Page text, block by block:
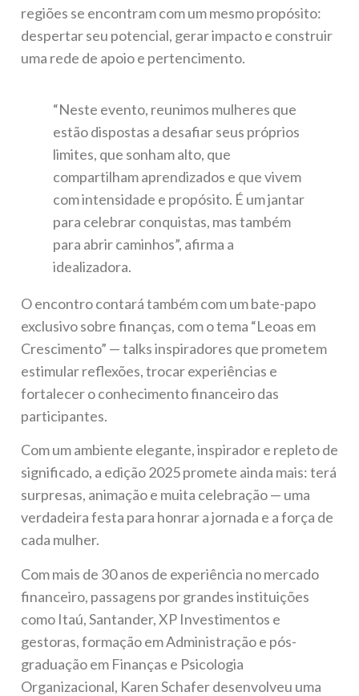
regiões se encontram com um mesmo propósito:
despertar seu potencial, gerar impacto e construir
uma rede de apoio e pertencimento.
“Neste evento, reunimos mulheres que
estão dispostas a desafiar seus próprios
limites, que sonham alto, que
compartilham aprendizados e que vivem
com intensidade e propósito. É um jantar
para celebrar conquistas, mas também
para abrir caminhos”, afirma a
idealizadora.
O encontro contará também com um bate-papo
exclusivo sobre finanças, com o tema “Leoas em
Crescimento” — talks inspiradores que prometem
estimular reflexões, trocar experiências e
fortalecer o conhecimento financeiro das
participantes.
Com um ambiente elegante, inspirador e repleto de
significado, a edição 2025 promete ainda mais: terá
surpresas, animação e muita celebração — uma
verdadeira festa para honrar a jornada e a força de
cada mulher.
Com mais de 30 anos de experiência no mercado
financeiro, passagens por grandes instituições
como Itaú, Santander, XP Investimentos e
gestoras, formação em Administração e pós-
graduação em Finanças e Psicologia
Organizacional, Karen Schafer desenvolveu uma